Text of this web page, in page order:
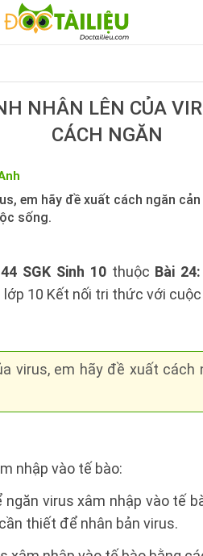
NHÂN LÊN CỦA
CÁCH NGĂN
em hãy đề xuất cách ngăn
sống.
SGK Sinh 10thuộc Bài
lớp 10 Kết nối tri thức với
virus, em hãy đề xuất
nhập vào tế bào:
virus xâm nhập vào tế
thiết để nhân bản virus.